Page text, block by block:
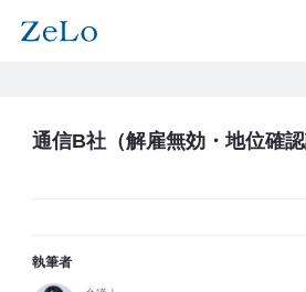
通信B社（解雇無効・地位確
執筆者